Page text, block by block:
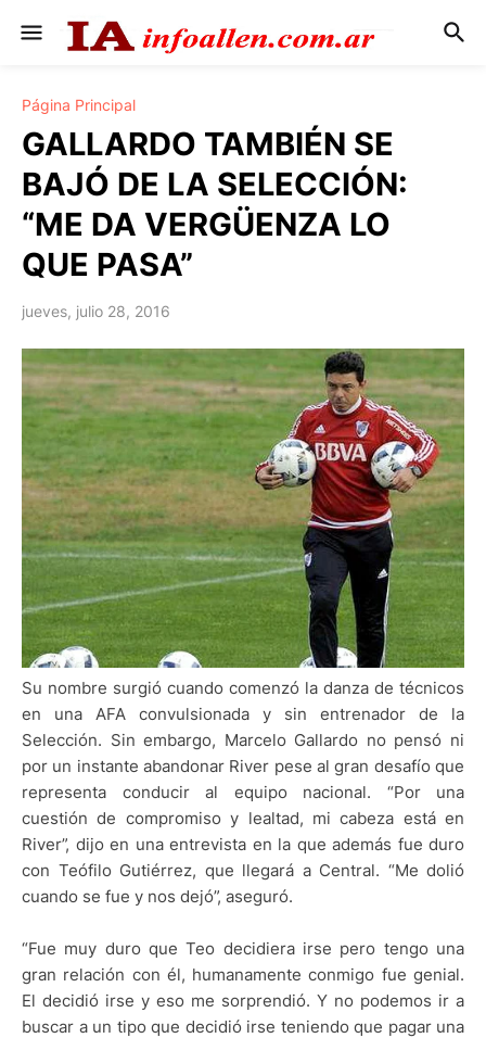
Página Principal
GALLARDO TAMBIÉN SE
BAJÓ DE LA SELECCIÓN:
“ME DA VERGÜENZA LO
QUE PASA”
jueves, julio 28, 2016
Su nombre surgió cuando comenzó la danza de técnicos
en una AFA convulsionada y sin entrenador de la
Selección. Sin embargo, Marcelo Gallardo no pensó ni
por un instante abandonar River pese al gran desafío que
representa conducir al equipo nacional. “Por una
cuestión de compromiso y lealtad, mi cabeza está en
River”, dijo en una entrevista en la que además fue duro
con Teófilo Gutiérrez, que llegará a Central. “Me dolió
cuando se fue y nos dejó”, aseguró.
“Fue muy duro que Teo decidiera irse pero tengo una
gran relación con él, humanamente conmigo fue genial.
El decidió irse y eso me sorprendió. Y no podemos ir a
buscar a un tipo que decidió irse teniendo que pagar una